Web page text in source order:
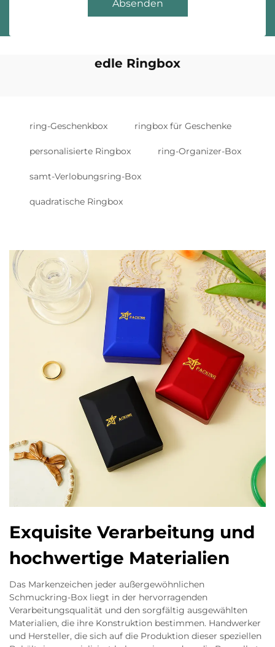
Absenden
edle Ringbox
ring-Geschenkbox ringbox für Geschenke
personalisierte Ringbox ring-Organizer-Box
samt-Verlobungsring-Box
quadratische Ringbox
Exquisite Verarbeitung und
hochwertige Materialien
Das Markenzeichen jeder außergewöhnlichen
Schmuckring-Box liegt in der hervorragenden
Verarbeitungsqualität und den sorgfältig ausgewählten
Materialien, die ihre Konstruktion bestimmen. Handwerker
und Hersteller, die sich auf die Produktion dieser speziellen